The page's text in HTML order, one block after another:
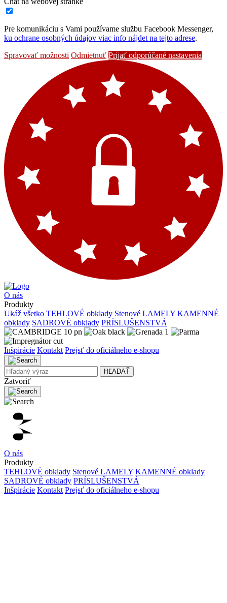
Pre komunikáciu s Vami používame službu Facebook Messenger,
ku ochrane osobných údajov viac info nájdet na tejto adrese.
Spravovať možnosti Odmietnuť Prijať odporúčané nastavenia
O nás
Produkty
Ukáž všetko TEHLOVÉ obklady Stenové LAMELY KAMENNÉ
obklady SADROVÉ obklady PRÍSLUŠENSTVÁ
Inšpirácie Kontakt Prejsť do oficiálneho e-shopu
HĽADAŤ
Zatvoriť
O nás
Produkty
TEHLOVÉ obklady Stenové LAMELY KAMENNÉ obklady
SADROVÉ obklady PRÍSLUŠENSTVÁ
Inšpirácie Kontakt Prejsť do oficiálneho e-shopu